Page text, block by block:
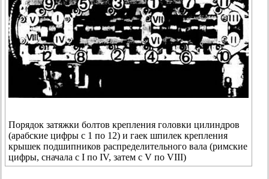
Порядок затяжки болтов крепления головки цилиндров
(арабские цифры с 1 по 12) и гаек шпилек крепления
крышек подшипников распределительного вала (римские
цифры, сначала с I по IV, затем с V по VIII)